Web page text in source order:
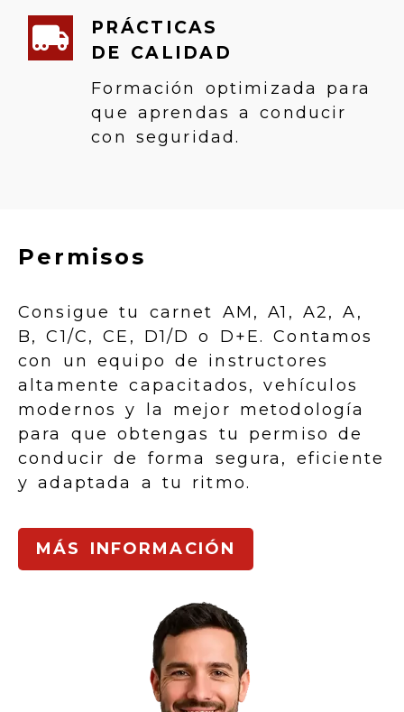
PRÁCTICAS
DE CALIDAD
Formación optimizada para
que aprendas a conducir
con seguridad.
Permisos
Consigue tu carnet AM, A1, A2, A,
B, C1/C, CE, D1/D o D+E. Contamos
con un equipo de instructores
altamente capacitados, vehículos
modernos y la mejor metodología
para que obtengas tu permiso de
conducir de forma segura, eficiente
y adaptada a tu ritmo.
MÁS INFORMACIÓN